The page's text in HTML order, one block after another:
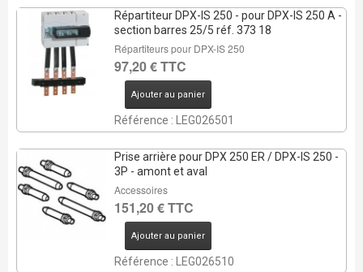
Répartiteur DPX-IS 250 - pour DPX-IS 250 A -
section barres 25/5 réf. 373 18
Répartiteurs pour DPX-IS 250
97,20 € TTC
Ajouter au panier
Référence : LEG026501
Prise arrière pour DPX 250 ER / DPX-IS 250 -
3P - amont et aval
Accessoires
151,20 € TTC
Ajouter au panier
Référence : LEG026510